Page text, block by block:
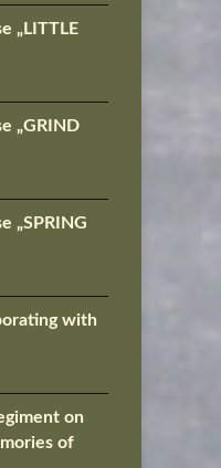
„LITTLE
„GRIND
„SPRING
with
on
of